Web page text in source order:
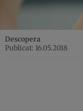
Descopera
Publicat: 16.05.2018